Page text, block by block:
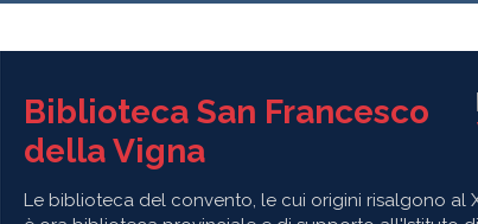
Biblioteca San Francesco
della Vigna
Le biblioteca del convento, le cui origini risalgono al